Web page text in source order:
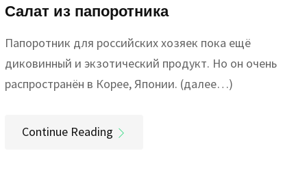
Салат из папоротника
Папоротник для российских хозяек пока ещё
диковинный и экзотический продукт. Но он очень
распространён в Корее, Японии. (далее…)
Continue Reading